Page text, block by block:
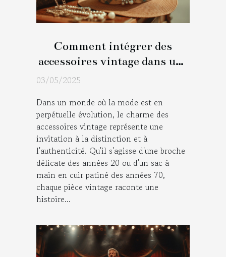
Comment intégrer des
accessoires vintage dans une
tenue moderne
03/05/2025
Dans un monde où la mode est en
perpétuelle évolution, le charme des
accessoires vintage représente une
invitation à la distinction et à
l'authenticité. Qu'il s'agisse d'une broche
délicate des années 20 ou d'un sac à
main en cuir patiné des années 70,
chaque pièce vintage raconte une
histoire...